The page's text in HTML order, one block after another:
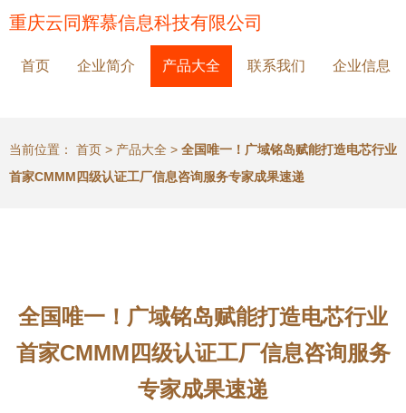
重庆云同辉慕信息科技有限公司
首页 企业简介 产品大全 联系我们 企业信息
当前位置： 首页 > 产品大全 > 全国唯一！广域铭岛赋能打造电芯行业
首家CMMM四级认证工厂信息咨询服务专家成果速递
全国唯一！广域铭岛赋能打造电芯行业
首家CMMM四级认证工厂信息咨询服务
专家成果速递